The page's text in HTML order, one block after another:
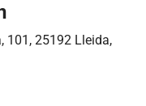
101, 25192 Lleida,